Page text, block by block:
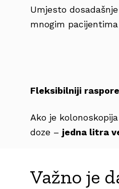
Umjesto
mnogim
Fleksibilniji
Ako je
doze – jedna litra
Važno je